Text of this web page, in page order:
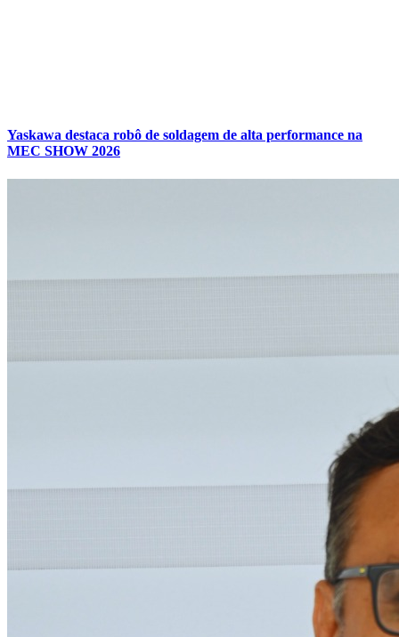
Yaskawa destaca robô de soldagem de alta performance na
MEC SHOW 2026